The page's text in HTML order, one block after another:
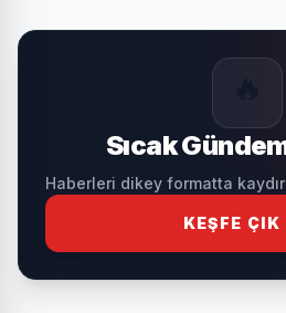
Sıcak
Haberleri dikey formatta
KEŞFE ÇIK